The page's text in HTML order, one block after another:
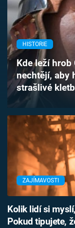
TV Program
Časopis
Sledujte
Sledujte nás
HISTORIE
Kde leží hrob
nechtějí, aby
strašlivé
ZAJÍMAVOSTI
Kolik lidí si
Pokud tipujete,